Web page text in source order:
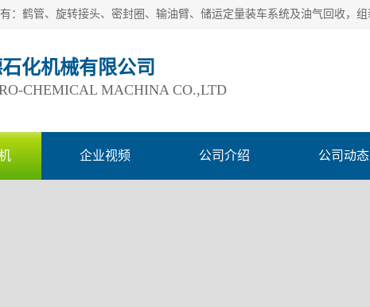
化机械有限公司
CHEMICAL MACHINA CO.,LTD
企业视频 公司介绍 公司动态